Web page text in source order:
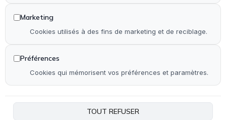
Autre
Accueil
Qui suis-je ?
Marketing
Cookies utilisés à des fins de marketing et de reciblage.
Préférences
Cookies qui mémorisent vos préférences et paramètres.
TOUT REFUSER